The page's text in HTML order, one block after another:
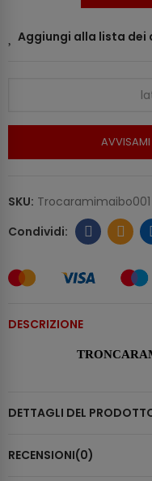
Aggiungi alla lista dei
AVVISAMI
SKU: Trocaramimaibo001
DESCRIZIONE
DETTAGLI DEL
RECENSIONI(0)